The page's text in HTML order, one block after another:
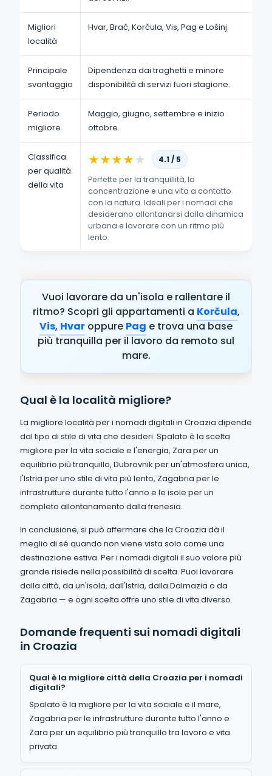
Migliori
località
Hvar, Brač, Korčula, Vis, Pag e Lošinj.
Principale
svantaggio
Dipendenza dai traghetti e minore
disponibilità di servizi fuori stagione.
Periodo
migliore
Maggio, giugno, settembre e inizio
ottobre.
Classifica
per qualità
della vita
★★★★★
4.1 / 5
Perfette per la tranquillità, la
concentrazione e una vita a contatto
con la natura. Ideali per i nomadi che
desiderano allontanarsi dalla dinamica
urbana e lavorare con un ritmo più
lento.
Vuoi lavorare da un'isola e rallentare il
ritmo? Scopri gli appartamenti a Korčula,
Vis, Hvar oppure Pag e trova una base
più tranquilla per il lavoro da remoto sul
mare.
Qual è la località migliore?
La migliore località per i nomadi digitali in Croazia dipende
dal tipo di stile di vita che desideri. Spalato è la scelta
migliore per la vita sociale e l'energia, Zara per un
equilibrio più tranquillo, Dubrovnik per un'atmosfera unica,
l'Istria per uno stile di vita più lento, Zagabria per le
infrastrutture durante tutto l'anno e le isole per un
completo allontanamento dalla frenesia.
In conclusione, si può affermare che la Croazia dà il
meglio di sé quando non viene vista solo come una
destinazione estiva. Per i nomadi digitali il suo valore più
grande risiede nella possibilità di scelta. Puoi lavorare
dalla città, da un'isola, dall'Istria, dalla Dalmazia o da
Zagabria — e ogni scelta offre uno stile di vita diverso.
Domande frequenti sui nomadi digitali
in Croazia
Qual è la migliore città della Croazia per i nomadi
digitali?
Spalato è la migliore per la vita sociale e il mare,
Zagabria per le infrastrutture durante tutto l'anno e
Zara per un equilibrio più tranquillo tra lavoro e vita
privata.